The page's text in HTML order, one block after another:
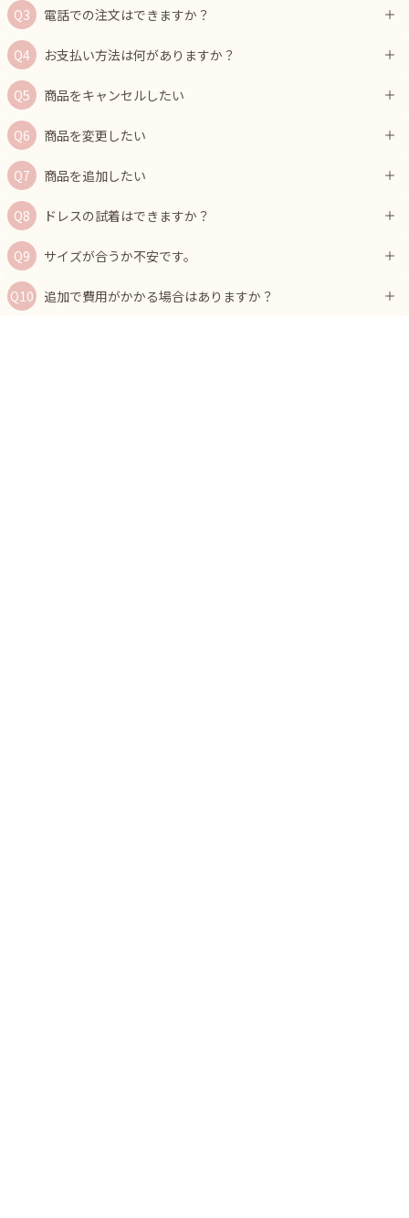
電話での注文はできますか？
お支払い方法は何がありますか？
商品をキャンセルしたい
商品を変更したい
商品を追加したい
ドレスの試着はできますか？
サイズが合うか不安です。
追加で費用がかかる場合はありますか？